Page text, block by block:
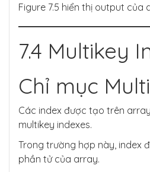
Figure 7.5 hiển thị output của
7.4 Multikey
Chỉ mục
Các index được tạo trên
multikey indexes.
Trong trường hợp này, index
phần tử của array.